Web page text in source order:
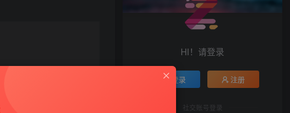
HI！请登录
登录 注册
社交账号登录